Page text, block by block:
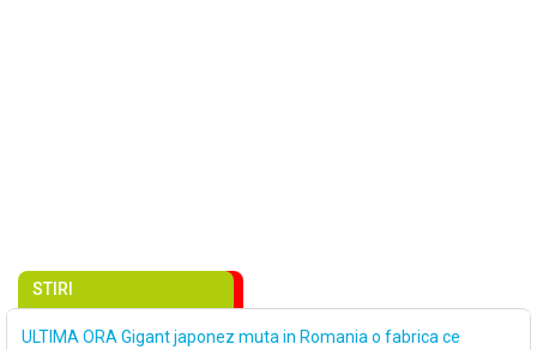
STIRI
ULTIMA ORA Gigant japonez muta in Romania o fabrica ce